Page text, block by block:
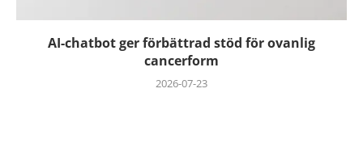
AI-chatbot ger förbättrad stöd för ovanlig
cancerform
2026-07-23